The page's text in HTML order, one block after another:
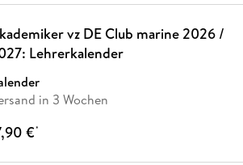
vz DE Club marine 2026 /
Lehrerkalender
in 3 Wochen
€*